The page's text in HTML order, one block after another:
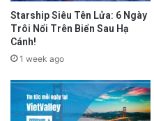
Starship Siêu Tên Lửa: 6 Ngày
Trôi Nổi Trên Biển Sau Hạ
Cánh!
1 week ago